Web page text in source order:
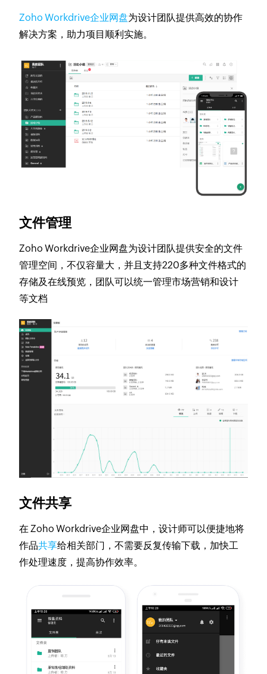
Zoho Workdrive企业网盘为设计团队提供高效的协作
解决方案，助力项目顺利实施。
文件管理
Zoho Workdrive企业网盘为设计团队提供安全的文件
管理空间，不仅容量大，并且支持220多种文件格式的
存储及在线预览，团队可以统一管理市场营销和设计
等文档
文件共享
在 Zoho Workdrive企业网盘中，设计师可以便捷地将
作品共享给相关部门，不需要反复传输下载，加快工
作处理速度，提高协作效率。